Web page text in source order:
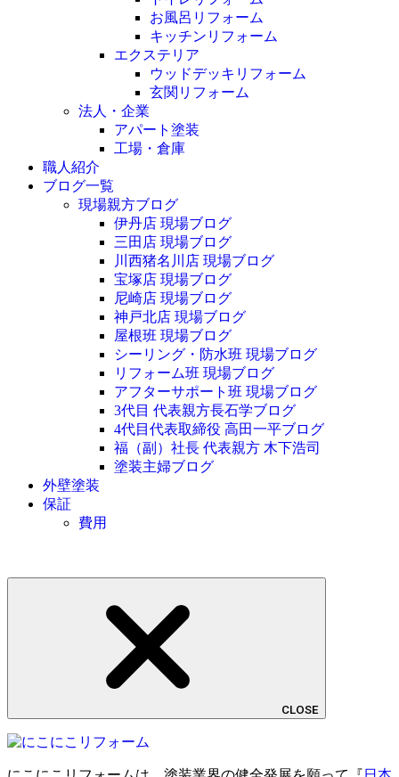
お風呂リフォーム
キッチンリフォーム
エクステリア
ウッドデッキリフォーム
玄関リフォーム
法人・企業
アパート塗装
工場・倉庫
職人紹介
ブログ一覧
現場親方ブログ
伊丹店 現場ブログ
三田店 現場ブログ
川西猪名川店 現場ブログ
宝塚店 現場ブログ
尼崎店 現場ブログ
神戸北店 現場ブログ
屋根班 現場ブログ
シーリング・防水班 現場ブログ
リフォーム班 現場ブログ
アフターサポート班 現場ブログ
3代目 代表親方長石学ブログ
4代目代表取締役 高田一平ブログ
福（副）社長 代表親方 木下浩司
塗装主婦ブログ
外壁塗装
保証
費用
CLOSE